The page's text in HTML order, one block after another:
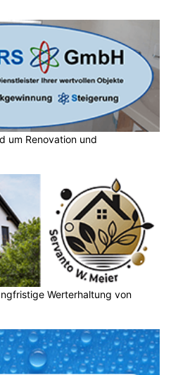
um Renovation und
Werterhaltung von